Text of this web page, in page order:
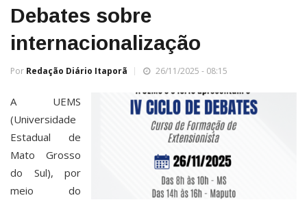
Debates sobre
internacionalização
Por Redação Diário Itaporã 26/11/2025 - 08:15
A UEMS
(Universidade
Estadual de
Mato Grosso
do Sul), por
meio do